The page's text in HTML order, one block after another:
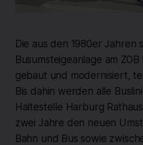
Die aus den 1980er Jahren
Busumsteigeanlage am
gebaut und modernisiert,
Bis dahin werden alle
Haltestelle Harburg
zwei Jahre den neuen
Bahn und Bus sowie